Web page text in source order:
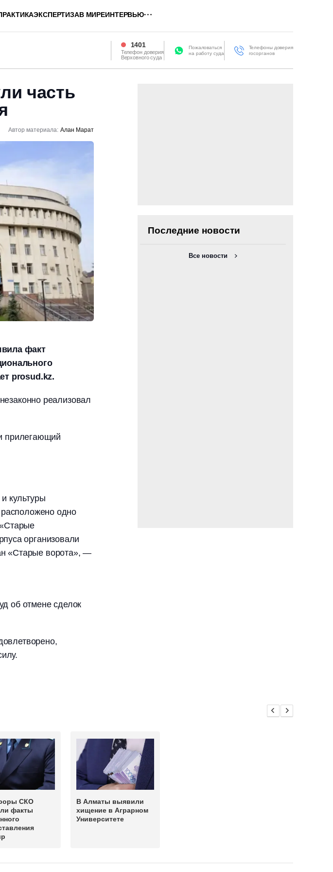
ЭКСПЕРТИЗАВ МИРЕИНТЕРВЬЮ
1401
Телефон доверия
Верховного суда
Пожаловаться
на работу суда
Телефоны доверия
госорганов
часть
Автор материала: Алан Марат
факт
prosud.kz.
реализовал
прилегающий
культуры
расположено одно
организовали
«Старые ворота», —
об отмене сделок
Последние новости
Все новости
СКО
факты
В Алматы выявили
хищение в Аграрном
Университете